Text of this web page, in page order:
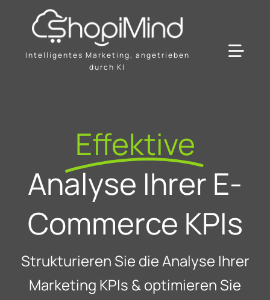
Intelligentes Marketing, angetrieben
durch KI
Ressourcen & Partner
Angebote
Effektive
Analyse Ihrer E-
Commerce KPIs
Strukturieren Sie die Analyse Ihrer
Marketing KPIs & optimieren Sie